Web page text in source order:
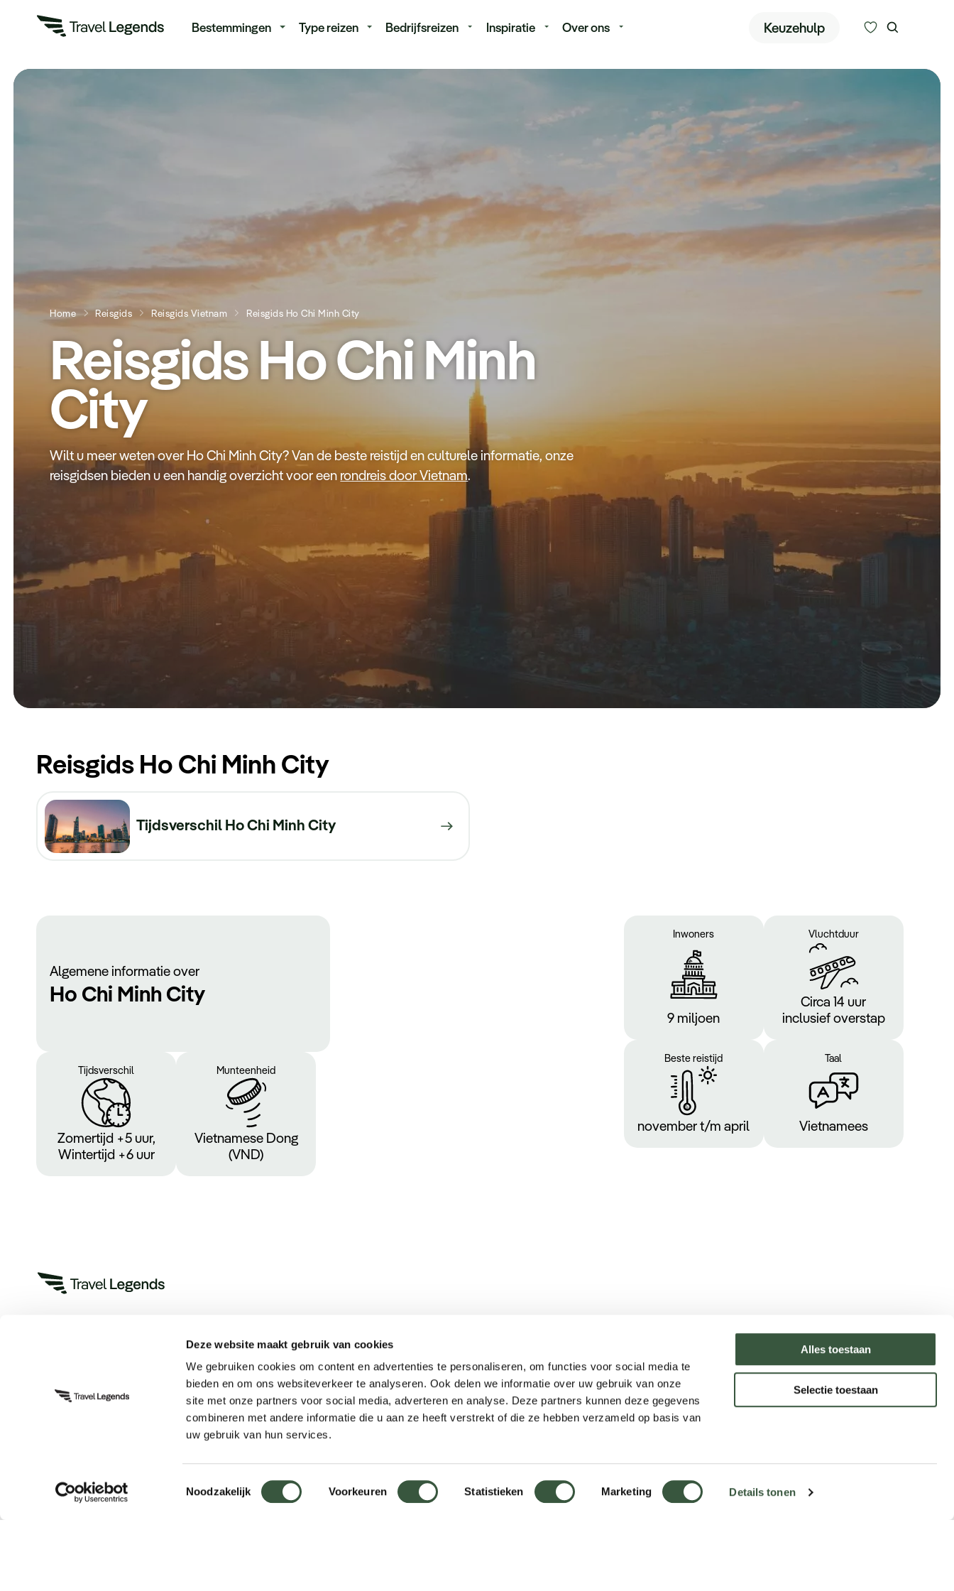
Deze website maakt gebruik van cookies
We gebruiken cookies om content en advertenties te personaliseren, om functies voor social media te
bieden en om ons websiteverkeer te analyseren. Ook delen we informatie over uw gebruik van onze
site met onze partners voor social media, adverteren en analyse. Deze partners kunnen deze gegevens
combineren met andere informatie die u aan ze heeft verstrekt of die ze hebben verzameld op basis van
uw gebruik van hun services.
Toestemmingsselectie
Noodzakelijk Voorkeuren Statistieken Marketing Details tonen
Alles toestaan
Selectie toestaan
Bestemmingen Type reizen Bedrijfsreizen Inspiratie Over ons Keuzehulp
Alle bestemmingen
Type reizen
Home Reisgids Reisgids Vietnam Reisgids Ho Chi Minh City
Reisgids Ho Chi Minh
City
Wilt u meer weten over Ho Chi Minh City? Van de beste reistijd en culturele informatie, onze
reisgidsen bieden u een handig overzicht voor een rondreis door Vietnam.
Reisgids Ho Chi Minh City
Tijdsverschil Ho Chi Minh City
Algemene informatie over
Ho Chi Minh City
Tijdsverschil
Zomertijd +5 uur,
Wintertijd +6 uur
Munteenheid
Vietnamese Dong
(VND)
Inwoners
9 miljoen
Vluchtduur
Circa 14 uur
inclusief overstap
Beste reistijd
november t/m april
Taal
Vietnamees
reisgids Vietnam
Download nu Heeft u een vraag?
Bel ons op +31 (0)73 22 00 550
Meer informatie
Keurmerken
Onze aanpak
Verantwoord op reis
Webinars
Rondreizen
Incentives